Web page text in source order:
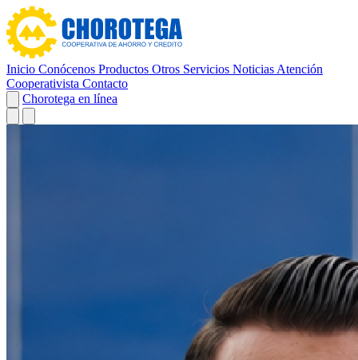
Inicio Conócenos Productos Otros Servicios Noticias Atención
Cooperativista Contacto
Chorotega en línea